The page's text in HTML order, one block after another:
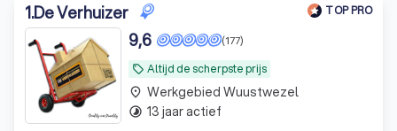
1.De Verhuizer TOP PRO
local_offer Altijd de scherpste prijs
(177)
9,6
place Werkgebied Wuustwezel
timelapse 13 jaar actief